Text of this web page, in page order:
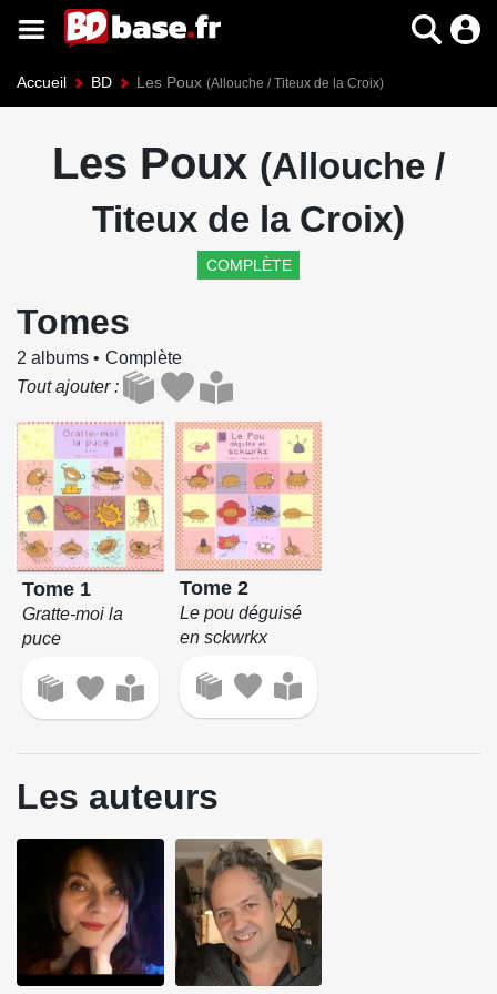
Accueil BD Les Poux (Allouche / Titeux de la Croix)
Les Poux (Allouche /
Titeux de la Croix)
COMPLÈTE
Tomes
2 albums
Complète
Tout ajouter
Tome 1
Gratte-moi la
puce
Tome 2
Le pou déguisé
en sckwrkx
Les auteurs